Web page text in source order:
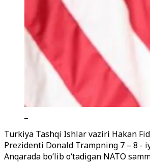
Turkiya Tashqi Ishlar vaziri Hakan
Prezidenti Donald Trampning 7 – 8 -
Anqarada bo‘lib o‘tadigan NATO